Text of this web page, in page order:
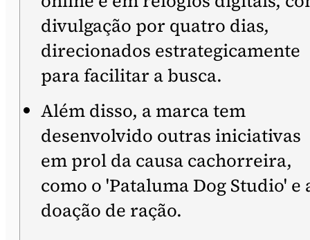
divulgação por quatro dias,
direcionados estrategicamente
para facilitar a busca.
Além disso, a marca tem
desenvolvido outras iniciativas
em prol da causa cachorreira,
como o 'Pataluma Dog Studio' e
doação de ração.